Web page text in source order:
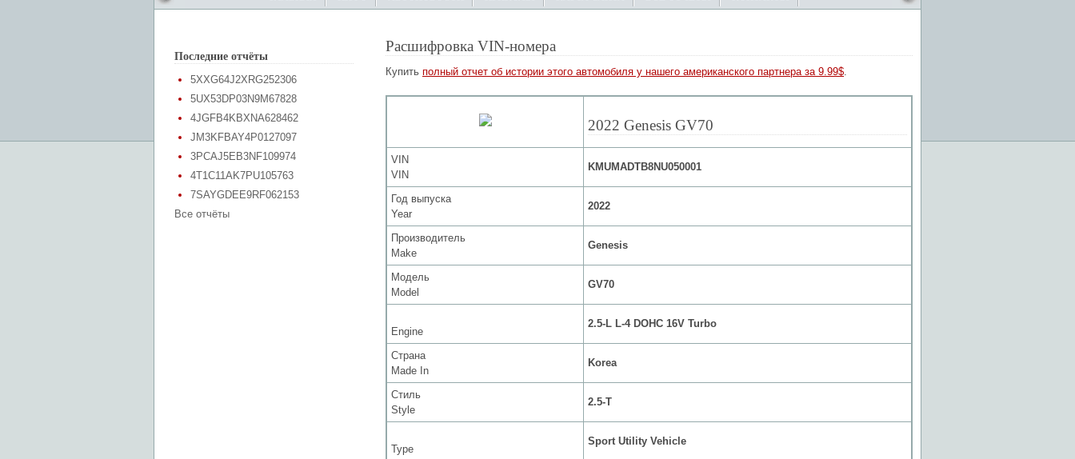
Последние отчёты
5XXG64J2XRG252306
5UX53DP03N9M67828
4JGFB4KBXNA628462
JM3KFBAY4P0127097
3PCAJ5EB3NF109974
4T1C11AK7PU105763
7SAYGDEE9RF062153
Все отчёты
Расшифровка VIN-номера
Купить полный отчет об истории этого автомобиля у нашего американского партнера за 9.99$.
2022 Genesis GV70
VIN
VIN
KMUMADTB8NU050001
Год выпуска
Year
2022
Производитель
Make
Genesis
Модель
Model
GV70
Engine
2.5-L L-4 DOHC 16V Turbo
Страна
Made In
Korea
Стиль
Style
2.5-T
Type
Sport Utility Vehicle